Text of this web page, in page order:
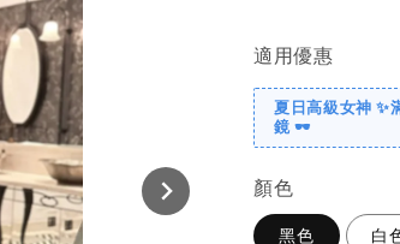
適用優惠
夏日高級女神 ✨
鏡 🕶️
顏色
黑色 白